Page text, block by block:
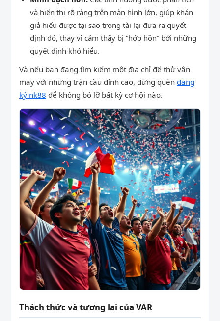
và hiển thị rõ ràng trên màn hình lớn, giúp khán
giả hiểu được tại sao trọng tài lại đưa ra quyết
định đó, thay vì cảm thấy bị “hớp hồn” bởi những
quyết định khó hiểu.
Và nếu bạn đang tìm kiếm một địa chỉ để thử vận
may với những trận cầu đỉnh cao, đừng quên đăng
ký nk88 để không bỏ lỡ bất kỳ cơ hội nào.
Thách thức và tương lai của VAR